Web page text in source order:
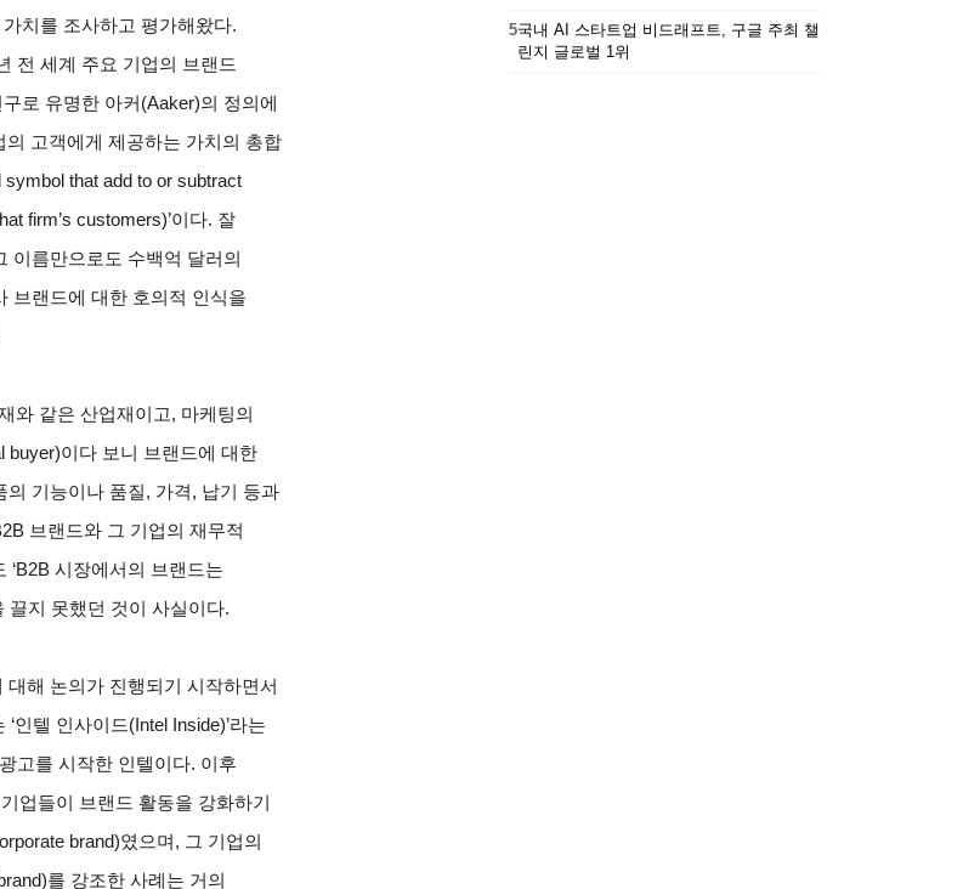
치를 조사하고 평가해왔다.
전 세계 주요 기업의 브랜드
로 유명한 아커(Aaker)의 정의에
의 고객에게 제공하는 가치의 총합
that add to or subtract
firm’s customers)’이다. 잘
이름만으로도 수백억 달러의
브랜드에 대한 호의적 인식을
와 같은 산업재이고, 마케팅의
buyer)이다 보니 브랜드에 대한
기능이나 품질, 가격, 납기 등과
브랜드와 그 기업의 재무적
시장에서의 브랜드는
끌지 못했던 것이 사실이다.
해 논의가 진행되기 시작하면서
인텔 인사이드(Intel Inside)’라는
고를 시작한 인텔이다. 이후
업들이 브랜드 활동을 강화하기
brand)였으며, 그 기업의
를 강조한 사례는 거의
5국내 AI 스타트업 비드래프트, 구글 주최 챌
린지 글로벌 1위